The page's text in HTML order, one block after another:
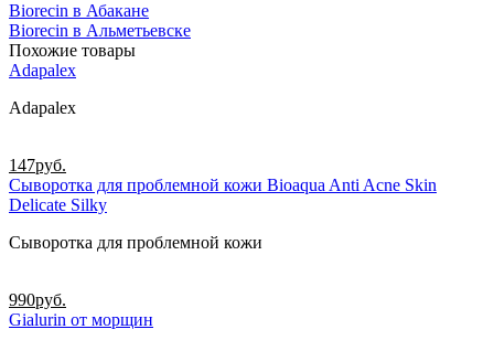
Biorecin в Абакане
Biorecin в Альметьевске
Похожие товары
Adapalex
Adapalex
147руб.
Сыворотка для проблемной кожи Bioaqua Anti Acne Skin
Delicate Silky
Сыворотка для проблемной кожи
990руб.
Gialurin от морщин